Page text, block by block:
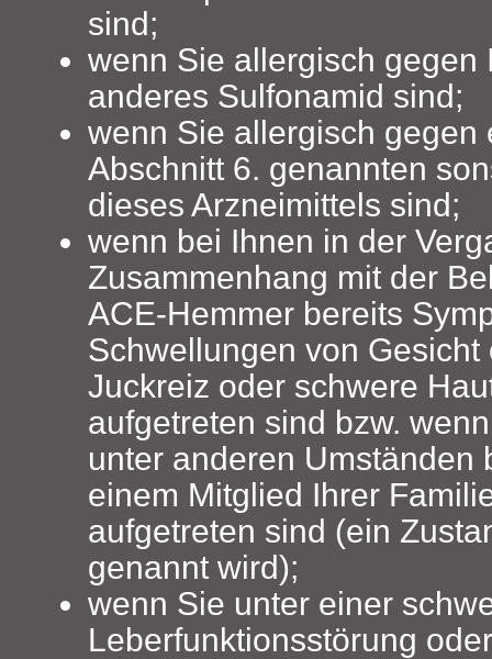
sind;
wenn Sie allergisch gegen
anderes Sulfonamid sind;
wenn Sie allergisch gegen
Abschnitt 6. genannten
dieses Arzneimittels sind;
wenn bei Ihnen in der
Zusammenhang mit der
ACE‑Hemmer bereits
Schwellungen von
Juckreiz oder schwere
aufgetreten sind bzw.
unter anderen Umständen
einem Mitglied Ihrer
aufgetreten sind (ein
genannt wird);
wenn Sie unter einer
Leberfunktionsstörung